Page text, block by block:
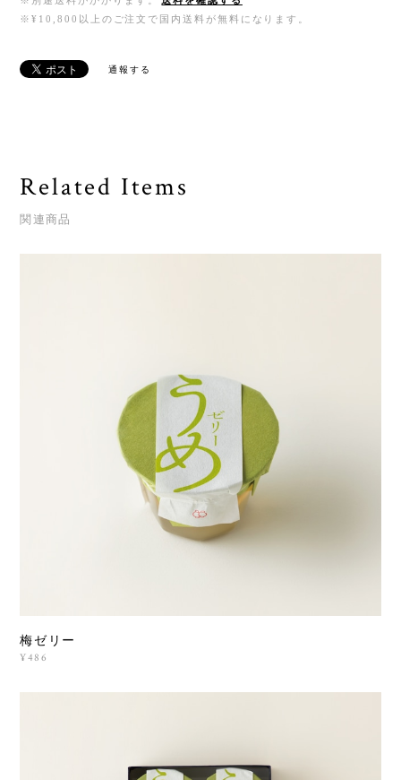
※¥10,800以上のご注文で国内送料が無料になります。
通報する
Related Items
関連商品
梅ゼリー
¥486